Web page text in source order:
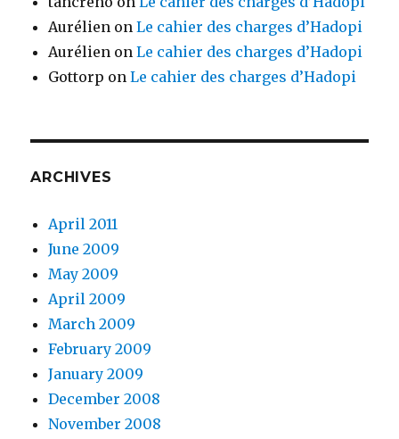
Aurélien onLe cahier des charges d’Hadopi
Aurélien onLe cahier des charges d’Hadopi
Gottorp onLe cahier des charges d’Hadopi
ARCHIVES
April 2011
June 2009
May 2009
April 2009
March 2009
February 2009
January 2009
December 2008
November 2008